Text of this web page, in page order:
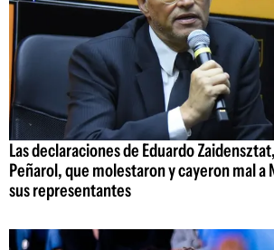
Las declaraciones de Eduardo
Peñarol, que molestaron y cayeron mal a
sus representantes